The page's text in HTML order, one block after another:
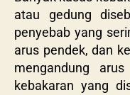
atau gedung
penyebab yang
arus pendek, dan
mengandung
kebakaran yang